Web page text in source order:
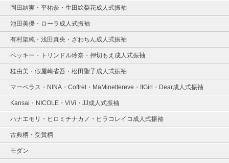
岡田結実・平祐奈・生田絵梨花成人式振袖
池田美優・ローラ成人式振袖
有村架純・浅田真央・ざわちん成人式振袖
ベッキー・トリンドル玲奈・押切もえ成人式振袖
桂由美・假屋崎省吾・松田聖子成人式振袖
マーベラス・NINA・Coffret・MaMinettereve・ItGirl・Dear成人式振袖
Kansai・NICOLE・ViVi・JJ成人式振袖
ハナエモリ・ヒロミチナカノ・ヒラコレイコ成人式振袖
古典柄・受賞柄
モダン